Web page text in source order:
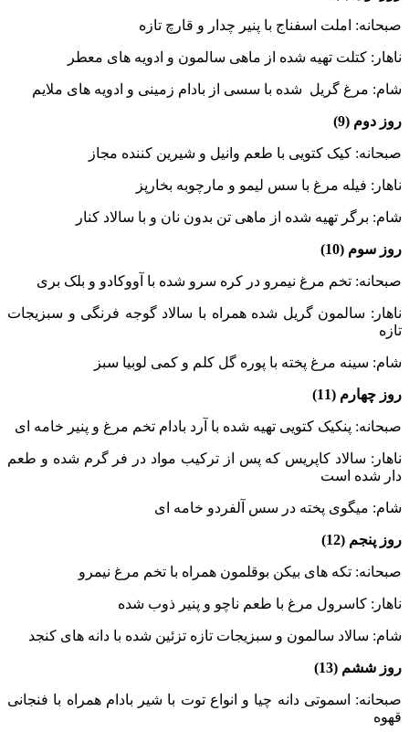
صبحانه: املت اسفناج با پنیر چدار و قارچ تازه
ناهار: کتلت تهیه شده از ماهی سالمون و ادویه های معطر
شام: مرغ گریل شده با سسی از بادام زمینی و ادویه های ملایم
روز دوم (9)
صبحانه: کیک کتویی با طعم وانیل و شیرین کننده مجاز
ناهار: فیله مرغ با سس لیمو و مارچوبه بخارپز
شام: برگر تهیه شده از ماهی تن بدون نان و با سالاد کنار
روز سوم (10)
صبحانه: تخم مرغ نیمرو در کره سرو شده با آووکادو و بلک بری
ناهار: سالمون گریل شده همراه با سالاد گوجه فرنگی و سبزیجات
تازه
شام: سینه مرغ پخته با پوره گل کلم و کمی لوبیا سبز
روز چهارم (11)
صبحانه: پنکیک کتویی تهیه شده با آرد بادام تخم مرغ و پنیر خامه ای
ناهار: سالاد کاپریس که پس از ترکیب مواد در فر گرم شده و طعم
دار شده است
شام: میگوی پخته در سس آلفردو خامه ای
روز پنجم (12)
صبحانه: تکه های بیکن بوقلمون همراه با تخم مرغ نیمرو
ناهار: کاسرول مرغ با طعم ناچو و پنیر ذوب شده
شام: سالاد سالمون و سبزیجات تازه تزئین شده با دانه های کنجد
روز ششم (13)
صبحانه: اسموتی دانه چیا و انواع توت با شیر بادام همراه با فنجانی
قهوه